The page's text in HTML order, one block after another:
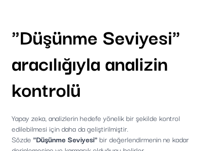
"Düşünme Seviyesi"
aracılığıyla analizin
kontrolü
Yapay zeka, analizlerin hedefe yönelik bir şekilde kontrol
edilebilmesi için daha da geliştirilmiştir.
Sözde "Düşünme Seviyesi"bir değerlendirmenin ne kadar